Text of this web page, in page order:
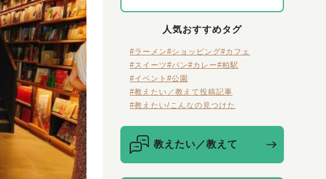
人気おすすめタグ
#ラーメン#ショッピング#カフェ
#スイーツ#パン#カレー#柏駅
#イベント #公園
#教えたい／教えて投稿記事
#教えたい/こんなの見つけた
教えたい／教えて